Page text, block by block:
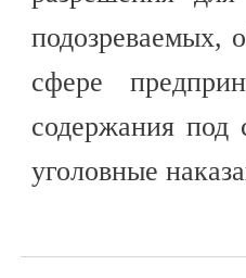
подозреваемых,
сфере
содержания
уголовные